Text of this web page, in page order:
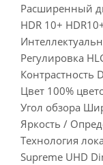
Расширенный
HDR 10+
Регулировка
Контрастность
Цвет 100%
Угол обзора
Яркость /
Технология
Supreme UHD